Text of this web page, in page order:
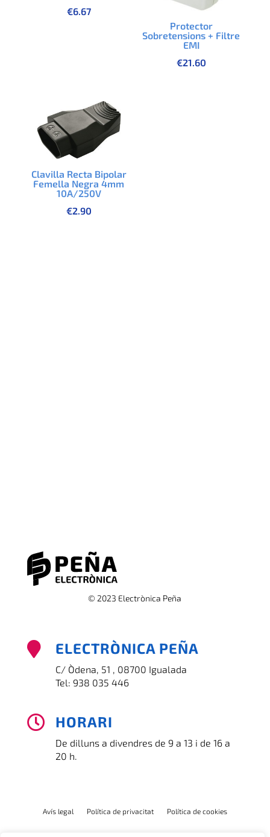
€6.67
Protector
Sobretensions + Filtre
EMI
€21.60
Clavilla Recta Bipolar
Femella Negra 4mm
10A/250V
€2.90
© 2023 Electrònica Peña
 ELECTRÒNICA PEÑA
C/ Òdena, 51 , 08700 Igualada
Tel: 938 035 446
 HORARI
De dilluns a divendres de 9 a 13 i de 16 a
20 h.
Avís legal Política de privacitat Política de cookies